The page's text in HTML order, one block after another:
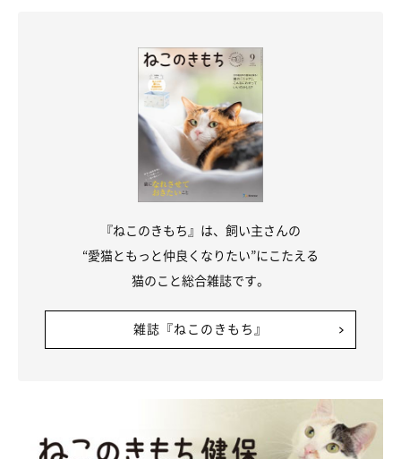
『ねこのきもち』は、飼い主さんの
“愛猫ともっと仲良くなりたい”にこたえる
猫のこと総合雑誌です。
雑誌『ねこのきもち』